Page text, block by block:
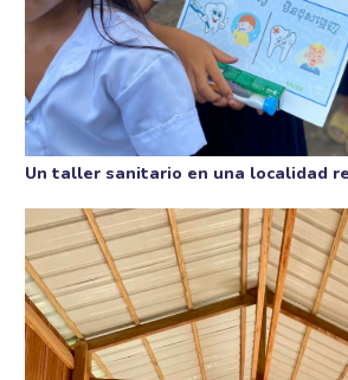
Un taller sanitario en una localidad